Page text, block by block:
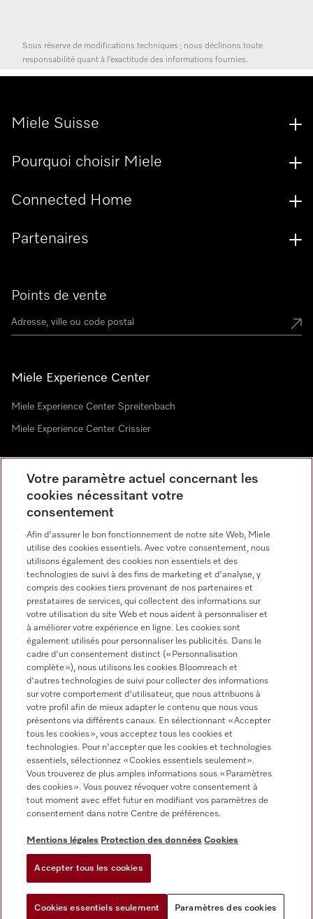
Sous réserve de modifications techniques ; nous déclinons toute
responsabilité quant à l’exactitude des informations fournies.
Points de vente
Miele Experience Center
Miele Experience Center Spreitenbach
Miele Experience Center Crissier
Newsletter
Langue
FRANÇAIS
Miele Suisse
Pourquoi choisir Miele
Connected Home
Partenaires
Mentions légales
Protection des données
Cookie Settings
Miele sur Youtube
Miele sur Instagram
Miele sur Facebook
Miele sur Pinterest
Miele sur LinkedIn
Votre paramètre actuel concernant les
cookies nécessitant votre
consentement
Afin d'assurer le bon fonctionnement de notre site Web, Miele
utilise des cookies essentiels. Avec votre consentement, nous
utilisons également des cookies non essentiels et des
technologies de suivi à des fins de marketing et d'analyse, y
compris des cookies tiers provenant de nos partenaires et
prestataires de services, qui collectent des informations sur
votre utilisation du site Web et nous aident à personnaliser et
à améliorer votre expérience en ligne. Les cookies sont
également utilisés pour personnaliser les publicités. Dans le
cadre d'un consentement distinct (« Personnalisation
complète »), nous utilisons les cookies Bloomreach et
d'autres technologies de suivi pour collecter des informations
sur votre comportement d'utilisateur, que nous attribuons à
votre profil afin de mieux adapter le contenu que nous vous
présentons via différents canaux. En sélectionnant « Accepter
tous les cookies », vous acceptez tous les cookies et
technologies. Pour n'accepter que les cookies et technologies
essentiels, sélectionnez « Cookies essentiels seulement».
Vous trouverez de plus amples informations sous « Paramètres
des cookies ». Vous pouvez révoquer votre consentement à
tout moment avec effet futur en modifiant vos paramètres de
consentement dans notre Centre de préférences.
Mentions légales Protection des données Cookies
Accepter tous les cookies
Cookies essentiels seulement Paramètres des cookies